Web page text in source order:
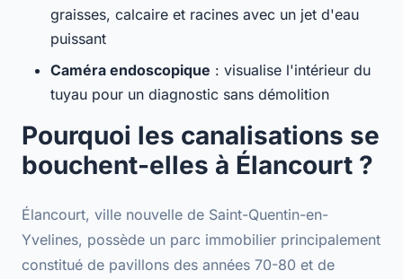
graisses, calcaire et racines avec un jet d'eau
puissant
Caméra endoscopique : visualise l'intérieur du
tuyau pour un diagnostic sans démolition
Pourquoi les canalisations se
bouchent-elles à Élancourt ?
Élancourt, ville nouvelle de Saint-Quentin-en-
Yvelines, possède un parc immobilier principalement
constitué de pavillons des années 70-80 et de